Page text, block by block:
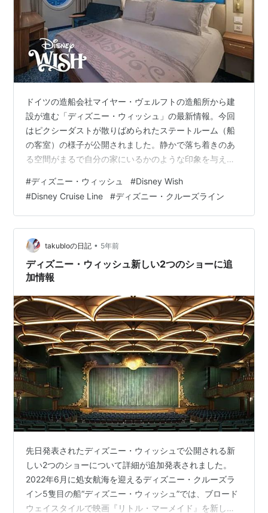
ドイツの造船会社マイヤー・ヴェルフトの造船所から建
設が進む「ディズニー・ウィッシュ」の最新情報。今回
はピクシーダストが散りばめられたステートルーム（船
の客室）の様子が公開されました。静かで落ち着きのあ
る空間がまるで自分の家にいるかのような印象を与え、
限に活かす工夫が随所に見らるステートルームになって
います 安らぎと魔法に満ちた空間を創り出すために、配
色や照明、形などデザイナーとアーティストが数年かけ
て試行錯誤し設計したステートルームは、建設前には実
物大の模型を数百個単位で作成して全体のバランスを視
覚的に確認する作業が行われました。 1,254室…
#ディズニー・ウィッシュ #Disney Wish
#Disney Cruise Line #ディズニー・クルーズライン
takubloの日記 • 5年前
ディズニー・ウィッシュ新しい2つのショーに追
加情報
先日発表されたディズニー・ウィッシュで公開される新
しい2つのショーについて詳細が追加発表されました。
2022年6月に処女航海を迎えるディズニー・クルーズラ
イン5隻目の船“ディズニー・ウィッシュ”では、ブロード
ウェイスタイルで映画『リトル・マーメイド』を新しい